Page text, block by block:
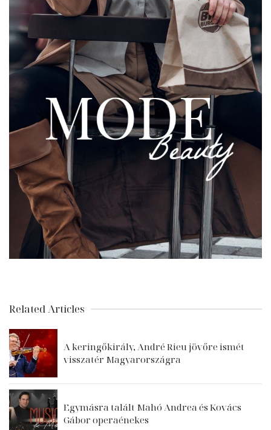
Related Articles
A keringőkirály, André Rieu jövőre ismét
visszatér Magyarországra
Egymásra talált Mahó Andrea és Kovács
Gábor operaénekes